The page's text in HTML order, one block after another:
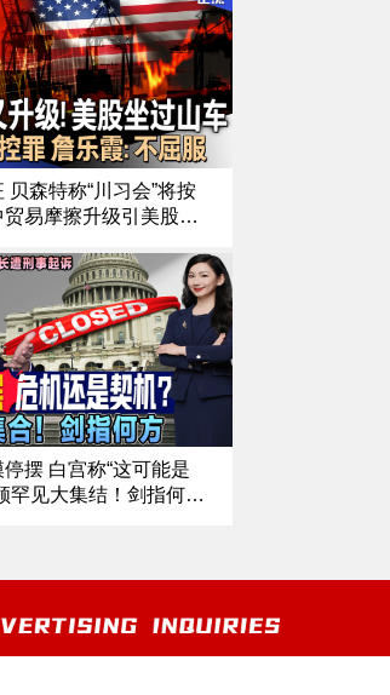
贝森特称“川习会”将按
易摩擦升级引美股
砍援助｜强硬回应川
称“不会屈服”《中文
摆 白宫称“这可能是
罕见大集结！剑指何